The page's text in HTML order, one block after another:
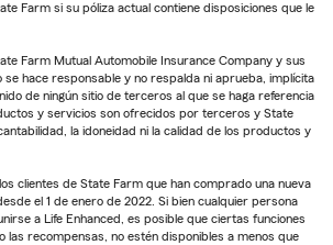
Farm si su póliza actual contiene disposiciones que le
Farm Mutual Automobile Insurance Company y sus
se hace responsable y no respalda ni aprueba, implícita
de ningún sitio de terceros al que se haga referencia
y servicios son ofrecidos por terceros y State
la idoneidad ni la calidad de los productos y
clientes de State Farm que han comprado una nueva
el 1 de enero de 2022. Si bien cualquier persona
a Life Enhanced, es posible que ciertas funciones
las recompensas, no estén disponibles a menos que